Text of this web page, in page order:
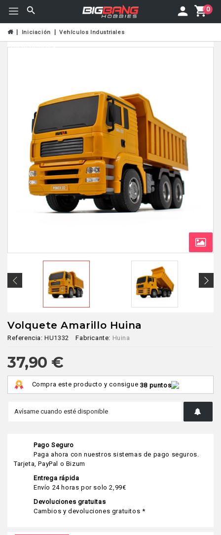
0
Iniciación Vehículos Industriales
Fuera De Stock
Volquete Amarillo Huina
Referencia: HU1332 Fabricante: Huina
37,90 €
Compra este producto y consigue 38 puntos
Pago Seguro
Paga ahora con nuestros sistemas de pago seguros.
Tarjeta, PayPal o Bizum
Entrega rápida
Envío 24 horas por solo 2,99€
Devoluciones gratuitas
Cambios y devoluciones gratuitos *